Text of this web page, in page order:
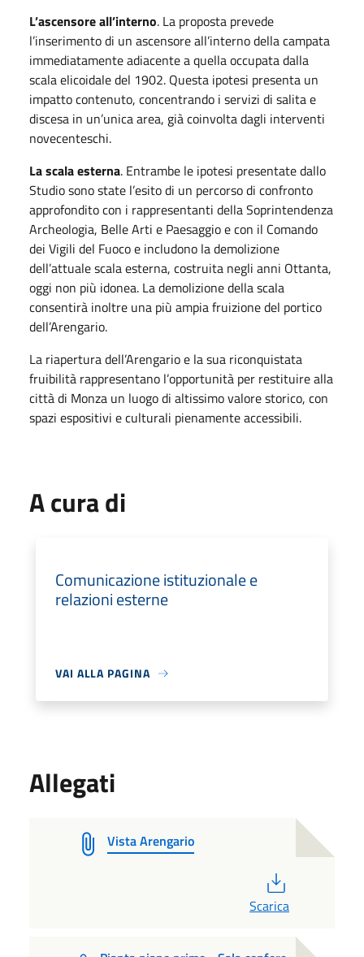
L’ascensore all’interno. La proposta prevede
l’inserimento di un ascensore all’interno della campata
immediatamente adiacente a quella occupata dalla
scala elicoidale del 1902. Questa ipotesi presenta un
impatto contenuto, concentrando i servizi di salita e
discesa in un’unica area, già coinvolta dagli interventi
novecenteschi.
La scala esterna. Entrambe le ipotesi presentate dallo
Studio sono state l’esito di un percorso di confronto
approfondito con i rappresentanti della Soprintendenza
Archeologia, Belle Arti e Paesaggio e con il Comando
dei Vigili del Fuoco e includono la demolizione
dell’attuale scala esterna, costruita negli anni Ottanta,
oggi non più idonea. La demolizione della scala
consentirà inoltre una più ampia fruizione del portico
dell’Arengario.
La riapertura dell’Arengario e la sua riconquistata
fruibilità rappresentano l’opportunità per restituire alla
città di Monza un luogo di altissimo valore storico, con
spazi espositivi e culturali pienamente accessibili.
A cura di
Comunicazione istituzionale e
relazioni esterne
VAI ALLA PAGINA
Allegati
Vista Arengario
Scarica